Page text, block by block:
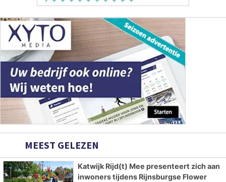
MEEST GELEZEN
Katwijk Rijd(t) Mee presenteert zich aan
inwoners tijdens Rijnsburgse Flower